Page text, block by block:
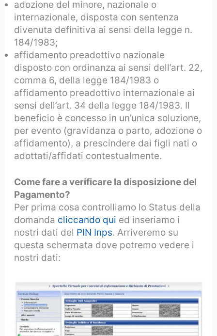
adozione del minore, nazionale o
internazionale, disposta con sentenza
divenuta definitiva ai sensi della legge n.
184/1983;
affidamento preadottivo nazionale
disposto con ordinanza ai sensi dell’art. 22,
comma 6, della legge 184/1983 o
affidamento preadottivo internazionale ai
sensi dell’art. 34 della legge 184/1983. Il
beneficio è concesso in un’unica soluzione,
per evento (gravidanza o parto, adozione o
affidamento), a prescindere dai figli nati o
adottati/affidati contestualmente.
Come fare a verificare la disposizione del
Pagamento?
Per prima cosa controlliamo lo Status della
domanda cliccando qui ed inseriamo i
nostri dati del PIN Inps. Arriveremo su
questa schermata dove potremo vedere i
nostri dati: